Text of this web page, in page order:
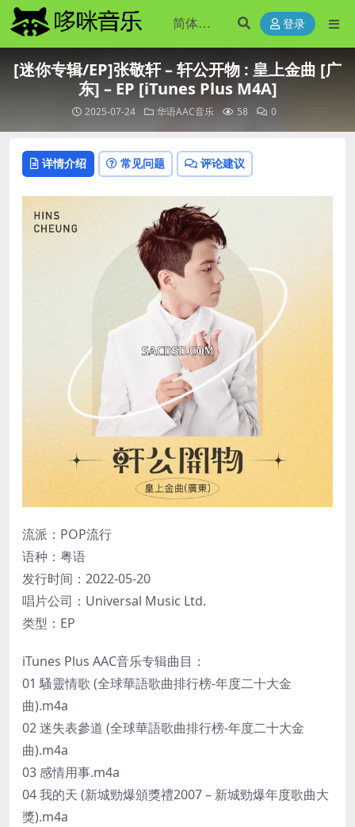
登录
[迷你专辑/EP]张敬轩 – 轩公开物 : 皇上金曲 [广
东] – EP [iTunes Plus M4A]
2025-07-24 华语AAC音乐 58 0
详情介绍 常见问题 评论建议
流派：POP流行
语种：粤语
发行时间：2022-05-20
唱片公司：Universal Music Ltd.
类型：EP
iTunes Plus AAC音乐专辑曲目：
01 騷靈情歌 (全球華語歌曲排行榜-年度二十大金
曲).m4a
02 迷失表參道 (全球華語歌曲排行榜-年度二十大金
曲).m4a
03 感情用事.m4a
04 我的天 (新城勁爆頒獎禮2007 – 新城勁爆年度歌曲大
獎).m4a